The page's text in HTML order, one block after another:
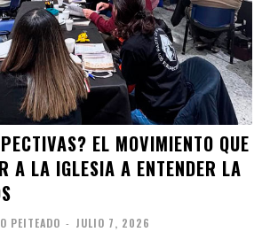
EL MOVIMIENTO QUE
A LA IGLESIA A ENTENDER LA
PEITEADO - JULIO 7, 2026